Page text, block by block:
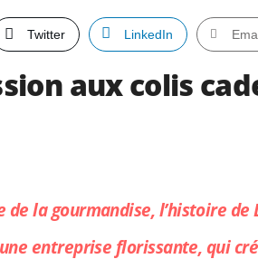
Twitter LinkedIn
aux colis
de la gourmandise, l’histoire de
entreprise florissante, qui